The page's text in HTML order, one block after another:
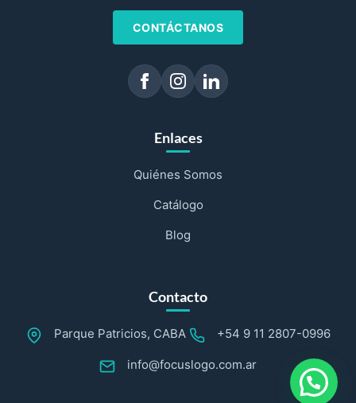
CONTÁCTANOS
Enlaces
Quiénes Somos
Catálogo
Blog
Contacto
Parque Patricios, CABA +54 9 11 2807-0996
info@focuslogo.com.ar